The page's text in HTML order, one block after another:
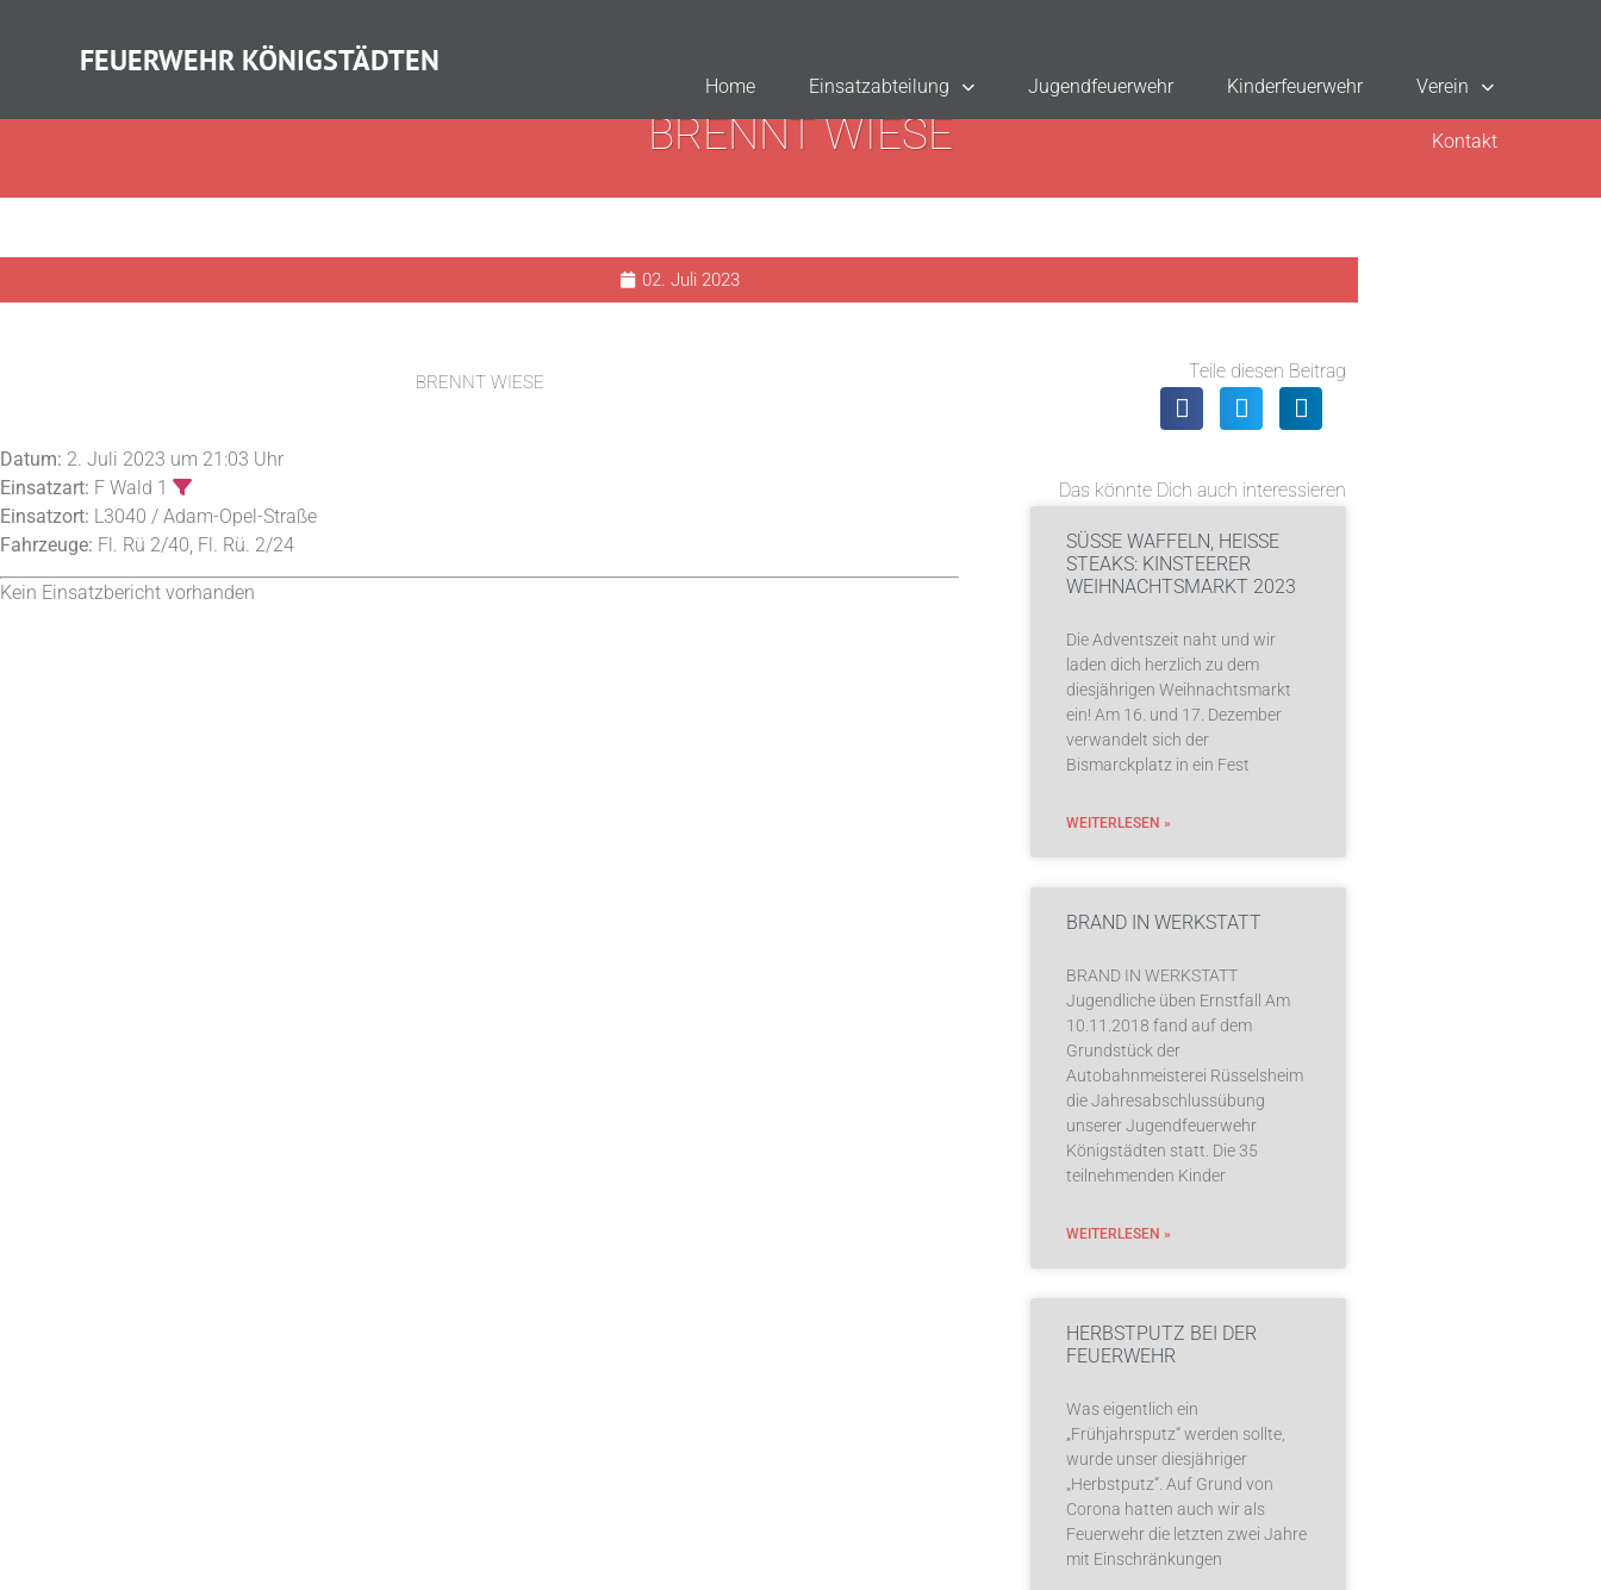
FEUERWEHR KÖNIGSTÄDTEN
Home Einsatzabteilung Jugendfeuerwehr Kinderfeuerwehr Verein
Kontakt
BRENNT WIESE
02. Juli 2023
BRENNT WIESE
Datum: 2. Juli 2023 um 21:03 Uhr
Einsatzart: F Wald 1
Einsatzort: L3040 / Adam-Opel-Straße
Fahrzeuge: Fl. Rü 2/40, Fl. Rü. 2/24
Kein Einsatzbericht vorhanden
Teile diesen Beitrag
Das könnte Dich auch interessieren
SÜSSE WAFFELN, HEISSE ST
EAKS: KINSTEERER WE
IHNACHTSMARKT 2023
Die Adventszeit naht und wir
laden dich herzlich zu dem
diesjährigen Weihnachtsmarkt
ein! Am 16. und 17. Dezember
verwandelt sich der
Bismarckplatz in ein Fest
WEITERLESEN »
BRAND IN WERKSTATT
BRAND IN WERKSTATT
Jugendliche üben Ernstfall Am
10.11.2018 fand auf dem
Grundstück der
Autobahnmeisterei Rüsselsheim
die Jahresabschlussübung
unserer Jugendfeuerwehr
Königstädten statt. Die 35
teilnehmenden Kinder
WEITERLESEN »
HERBSTPUTZ BEI DER
FEUERWEHR
Was eigentlich ein
„Frühjahrsputz“ werden sollte,
wurde unser diesjähriger
„Herbstputz“. Auf Grund von
Corona hatten auch wir als
Feuerwehr die letzten zwei Jahre
mit Einschränkungen